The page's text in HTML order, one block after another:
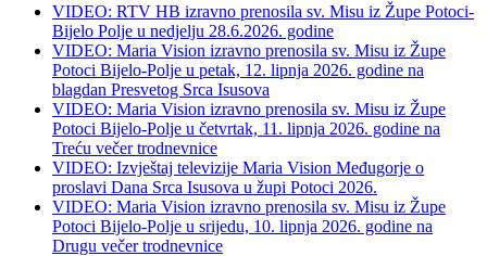
VIDEO: RTV HB izravno prenosila sv. Misu iz Župe Potoci-
Bijelo Polje u nedjelju 28.6.2026. godine
VIDEO: Maria Vision izravno prenosila sv. Misu iz Župe
Potoci Bijelo-Polje u petak, 12. lipnja 2026. godine na
blagdan Presvetog Srca Isusova
VIDEO: Maria Vision izravno prenosila sv. Misu iz Župe
Potoci Bijelo-Polje u četvrtak, 11. lipnja 2026. godine na
Treću večer trodnevnice
VIDEO: Izvještaj televizije Maria Vision Međugorje o
proslavi Dana Srca Isusova u župi Potoci 2026.
VIDEO: Maria Vision izravno prenosila sv. Misu iz Župe
Potoci Bijelo-Polje u srijedu, 10. lipnja 2026. godine na
Drugu večer trodnevnice